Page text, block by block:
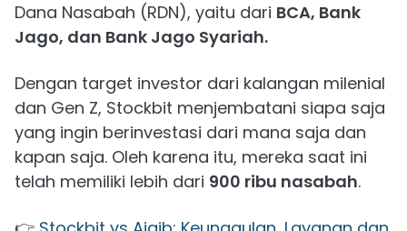
Dana Nasabah (RDN), yaitu dari BCA, Bank
Jago, dan Bank Jago Syariah.
Dengan target investor dari kalangan milenial
dan Gen Z, Stockbit menjembatani siapa saja
yang ingin berinvestasi dari mana saja dan
kapan saja. Oleh karena itu, mereka saat ini
telah memiliki lebih dari 900 ribu nasabah.